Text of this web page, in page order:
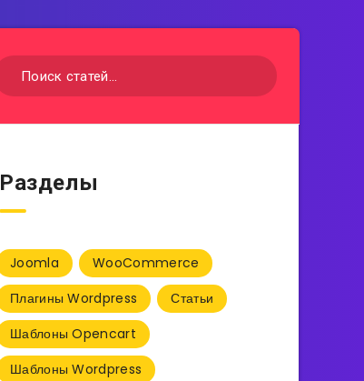
Разделы
Joomla
WooCommerce
Плагины Wordpress
Статьи
Шаблоны Opencart
Шаблоны Wordpress